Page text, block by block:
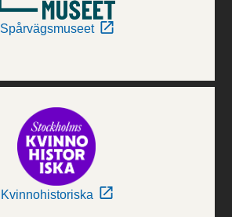
Spårvägsmuseet
Kvinnohistoriska